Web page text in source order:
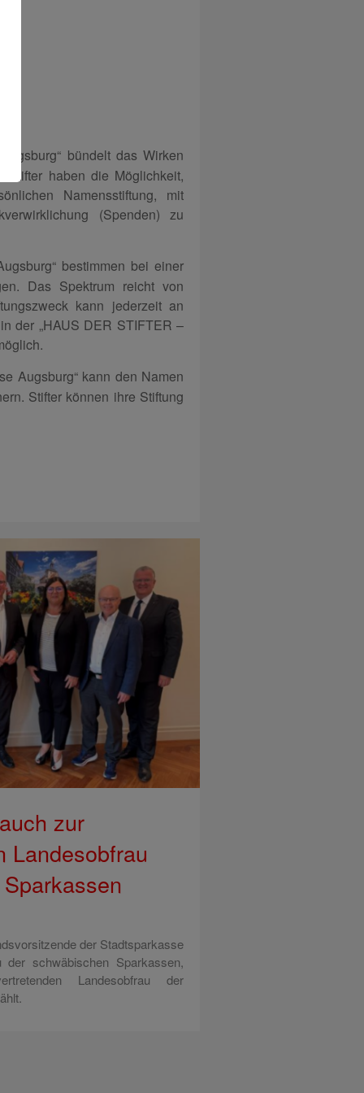
bündelt das Wirken
haben die Möglichkeit,
Namensstiftung, mit
(Spenden) zu
bestimmen bei einer
Das Spektrum reicht von
kann jederzeit an
der „HAUS DER STIFTER –
Augsburg“ kann den Namen
Stifter können ihre Stiftung
zur
Landesobfrau
der Stadtsparkasse
der schwäbischen Sparkassen,
Landesobfrau der